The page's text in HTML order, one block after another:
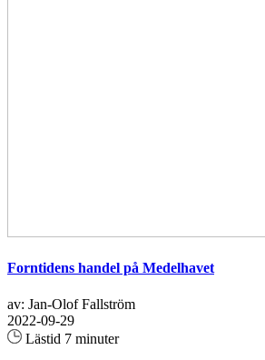
Forntidens handel på Medelhavet
av: Jan-Olof Fallström
2022-09-29
Lästid 7 minuter